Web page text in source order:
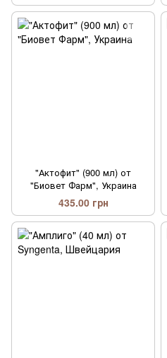
"Актофит" (900 мл) от
"Биовет Фарм", Украина
435.00 грн